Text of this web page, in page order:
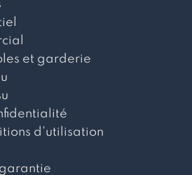
et garderie
d'utilisation